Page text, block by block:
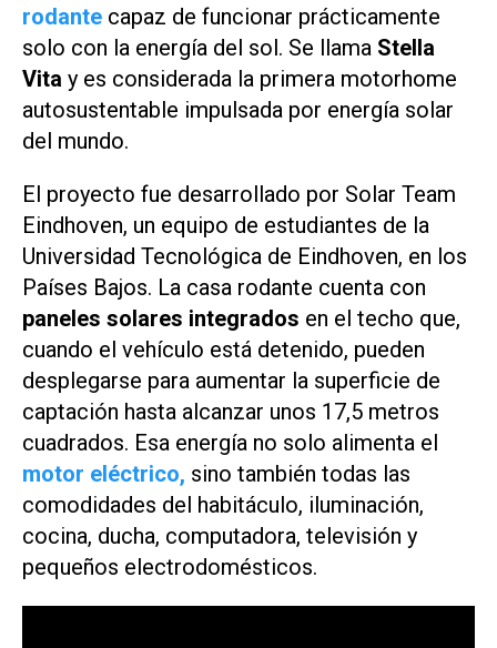
rodante capaz de funcionar prácticamente
solo con la energía del sol. Se llama Stella
Vita y es considerada la primera motorhome
autosustentable impulsada por energía solar
del mundo.
El proyecto fue desarrollado por Solar Team
Eindhoven, un equipo de estudiantes de la
Universidad Tecnológica de Eindhoven, en los
Países Bajos. La casa rodante cuenta con
paneles solares integrados en el techo que,
cuando el vehículo está detenido, pueden
desplegarse para aumentar la superficie de
captación hasta alcanzar unos 17,5 metros
cuadrados. Esa energía no solo alimenta el
motor eléctrico, sino también todas las
comodidades del habitáculo, iluminación,
cocina, ducha, computadora, televisión y
pequeños electrodomésticos.